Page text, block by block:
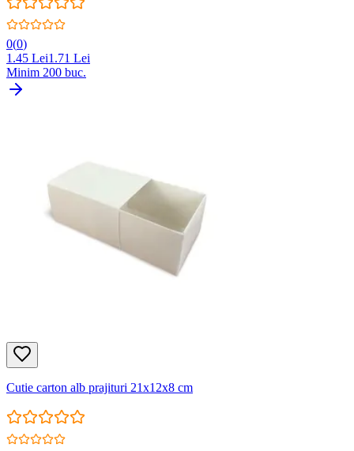
0(0)
1.45 Lei1.71 Lei
Minim 200 buc.
Cutie carton alb prajituri 21x12x8 cm